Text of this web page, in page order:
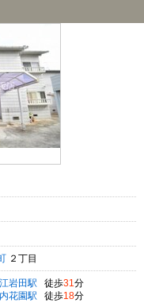
２丁目
岩田駅 徒歩31 分
花園駅 徒歩18分